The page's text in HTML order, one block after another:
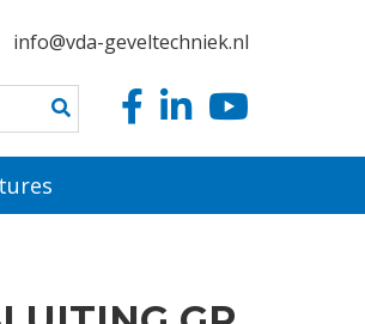
info@vda-geveltechniek.nl